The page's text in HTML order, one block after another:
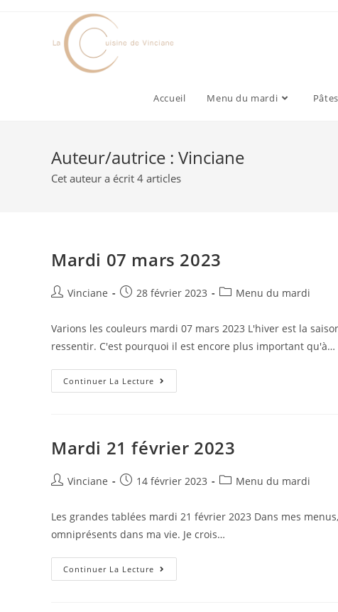
Accueil Menu du mardi
Auteur/autrice : Vinciane
Cet auteur a écrit 4 articles
Mardi 07 mars 2023
Auteur/autrice
la
publication :
Vinciane
Post28 février 2023
PostMenu du mardi
Varions les couleurs mardi 07 mars 2023 L'hiver est la
ressentir. C'est pourquoi il est encore plus important qu'à…
Continuer La Lecture Mardi
07
Mardi 21 février 2023
Auteur/autrice
la
publication :
Vinciane
Post14 février 2023
PostMenu du mardi
Les grandes tablées mardi 21 février 2023 Dans mes
omniprésents dans ma vie. Je crois…
Continuer La Lecture Mardi
21